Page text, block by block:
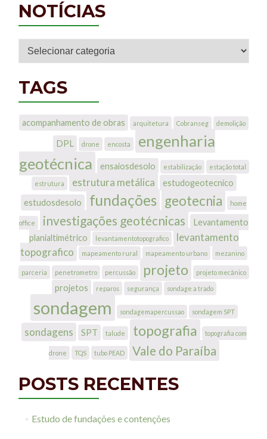
NOTÍCIAS
Notícias
TAGS
acompanhamento de obras arquitetura Cobranseg demolição
DPL drone encosta
engenharia
geotécnica
ensaiosdesolo estabilização estação total
estrutura estrutura metálica
estudogeotecnico
estudosdesolo
fundações geotecnia home
office investigações geotécnicas
Levantamento
planialtimétrico
levantamentotopografico
levantamento
topografico
mapeamento rural mapeamento urbano mezanino
parceria penetrometro percussão projeto projeto mecânico
projetos reparos segurança sondage a trado
sondagem sondagemapercussao sondagem SPT
sondagens SPT talude topografia topografia com
drone TQS tubo PEAD Vale do Paraíba
POSTS RECENTES
Estudo de fundações e contenções